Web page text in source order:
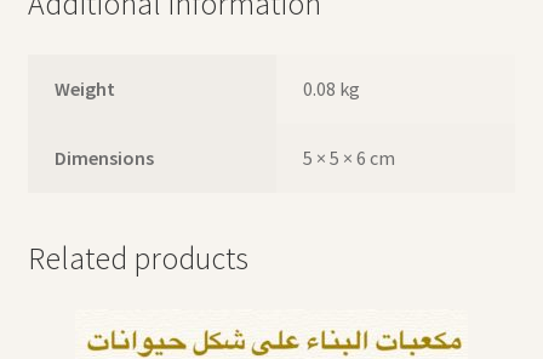
Weight 0.08 kg
Dimensions 5 × 5 × 6 cm
Related products